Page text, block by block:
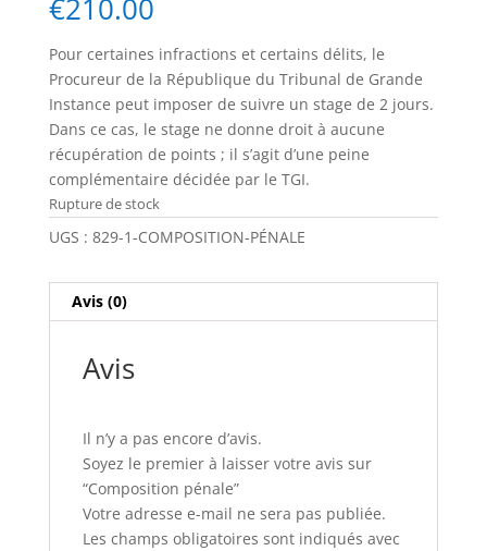
€210.00
Pour certaines infractions et certains délits, le
Procureur de la République du Tribunal de Grande
Instance peut imposer de suivre un stage de 2 jours.
Dans ce cas, le stage ne donne droit à aucune
récupération de points ; il s’agit d’une peine
complémentaire décidée par le TGI.
Rupture de stock
UGS : 829-1-COMPOSITION-PÉNALE
Avis (0)
Avis
Il n’y a pas encore d’avis.
Soyez le premier à laisser votre avis sur
“Composition pénale”
Votre adresse e-mail ne sera pas publiée.
Les champs obligatoires sont indiqués avec